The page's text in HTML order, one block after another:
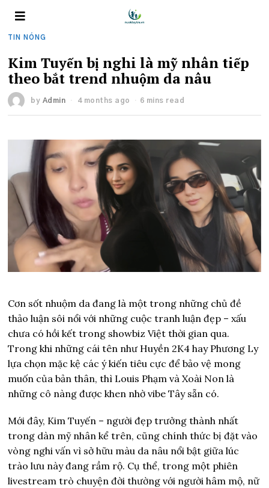
TIN NÓNG
Kim Tuyến bị nghi là mỹ nhân tiếp
theo bắt trend nhuộm da nâu
by Admin 4 months ago 6 mins read
Cơn sốt nhuộm da đang là một trong những chủ đề
thảo luận sôi nổi với những cuộc tranh luận đẹp – xấu
chưa có hồi kết trong showbiz Việt thời gian qua.
Trong khi những cái tên như Huyền 2K4 hay Phương Ly
lựa chọn mặc kệ các ý kiến tiêu cực để bảo vệ mong
muốn của bản thân, thì Louis Phạm và Xoài Non là
những cô nàng được khen nhờ vibe Tây sẵn có.
Mới đây, Kim Tuyến – người đẹp trưởng thành nhất
trong dàn mỹ nhân kể trên, cũng chính thức bị đặt vào
vòng nghi vấn vì sở hữu màu da nâu nổi bật giữa lúc
trào lưu này đang rầm rộ. Cụ thể, trong một phiên
livestream trò chuyện đời thường với người hâm mộ, nữ